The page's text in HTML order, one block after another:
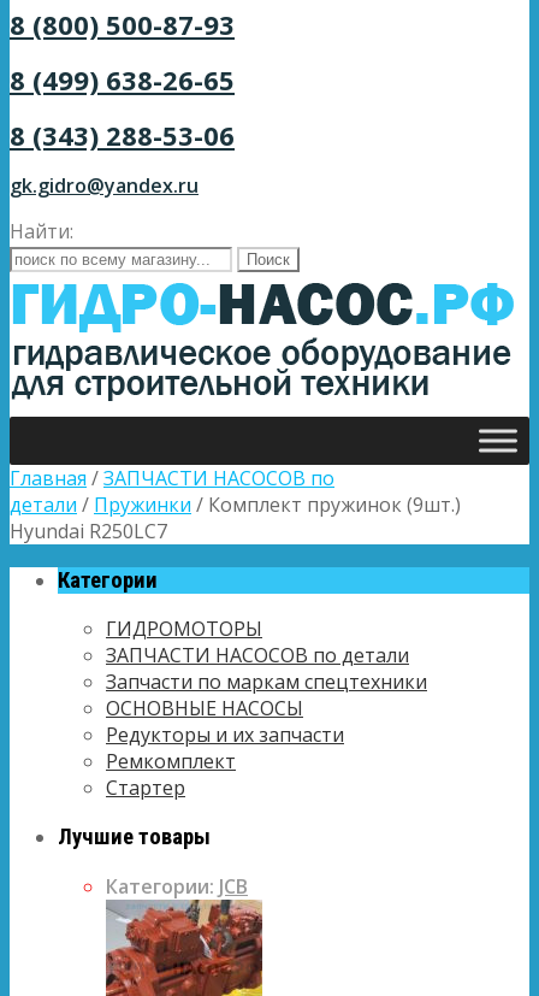
8 (800) 500-87-93
8 (499) 638-26-65
8 (343) 288-53-06
gk.gidro@yandex.ru
Найти:
Главная /ЗАПЧАСТИ НАСОСОВ по
детали / Пружинки / Комплект пружинок (9шт.)
Hyundai R250LC7
Категории
ГИДРОМОТОРЫ
ЗАПЧАСТИ НАСОСОВ по детали
Запчасти по маркам спецтехники
ОСНОВНЫЕ НАСОСЫ
Редукторы и их запчасти
Ремкомплект
Стартер
Лучшие товары
Категории: JCB